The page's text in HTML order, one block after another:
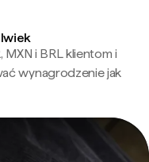
MXN i BRL klientom i
wynagrodzenie jak